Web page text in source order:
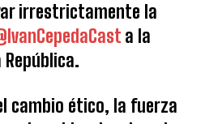
irrestrictamente la
a la
República.
cambio ético, la fuerza